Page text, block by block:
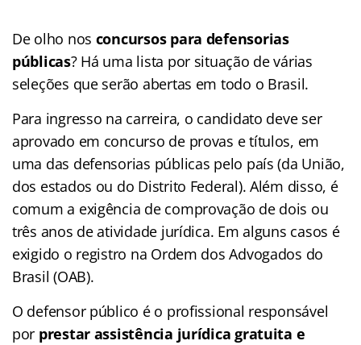
De olho nos concursos para defensorias
públicas? Há uma lista por situação de várias
seleções que serão abertas em todo o Brasil.
Para ingresso na carreira, o candidato deve ser
aprovado em concurso de provas e títulos, em
uma das defensorias públicas pelo país (da União,
dos estados ou do Distrito Federal). Além disso, é
comum a exigência de comprovação de dois ou
três anos de atividade jurídica. Em alguns casos é
exigido o registro na Ordem dos Advogados do
Brasil (OAB).
O defensor público é o profissional responsável
por prestar assistência jurídica gratuita e